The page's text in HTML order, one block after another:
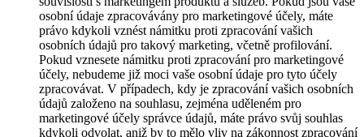
osobní údaje zpracovávány pro marketingové účely, máte
právo kdykoli vznést námitku proti zpracování vašich
osobních údajů pro takový marketing, včetně profilování.
Pokud vznesete námitku proti zpracování pro marketingové
účely, nebudeme již moci vaše osobní údaje pro tyto účely
zpracovávat. V případech, kdy je zpracování vašich osobních
údajů založeno na souhlasu, zejména uděleném pro
marketingové účely správce údajů, máte právo svůj souhlas
kdykoli odvolat, aniž by to mělo vliv na zákonnost zpracování